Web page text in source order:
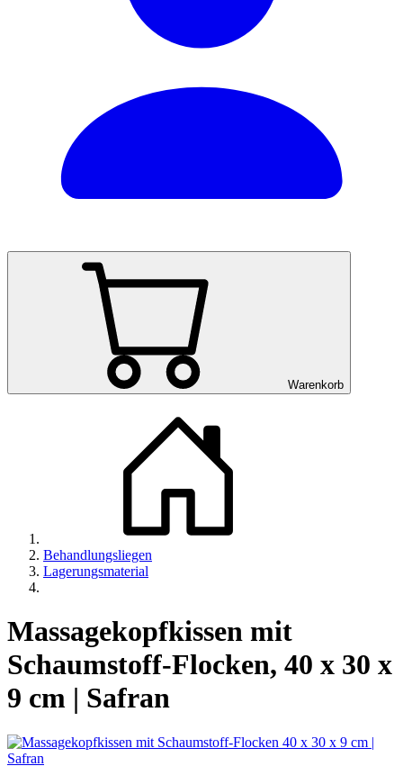
Warenkorb
Behandlungsliegen
Lagerungsmaterial
Massagekopfkissen mit
Schaumstoff-Flocken, 40 x 30 x
9 cm | Safran